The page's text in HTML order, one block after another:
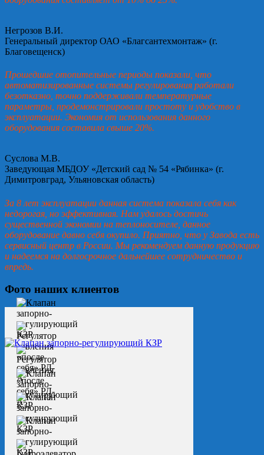
Негрозов В.И.
Генеральный директор ОАО «Благсантехмонтаж» (г.
Благовещенск)
Прошедшие отопительные периоды показали, что
автоматизированные системы регулирования работали
безотказно, точно поддерживали температурные
параметры, продемонстрировали простоту и удобство в
эксплуатации. Экономия от использования данного
оборудования составила свыше 20%.
Суслова М.В.
Заведующая МБДОУ «Детский сад № 54 «Рябинка» (г.
Димитровград, Ульяновская область)
За 8 лет эксплуатации данная система показала себя как
недорогая, но эффективная. Нам удалось достичь
существенной экономии на теплоносителе, данное
оборудование давно себя окупило. Приятно, что у Завода есть
сервисный центр в России. Мы рекомендуем данную продукцию
и надеемся на долгосрочное дальнейшее сотрудничество и
впредь.
Фото наших клиентов